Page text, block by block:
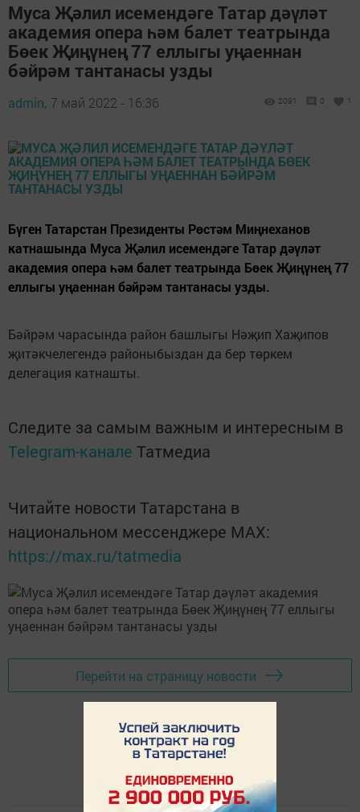
Муса Җәлил исемендәге Татар дәүләт
академия опера һәм балет театрында
Бөек Җиңүнең 77 еллыгы уңаеннан
бәйрәм тантанасы узды
admin, 7 май 2022 - 16:36 2091 0 1
Бүген Татарстан Президенты Рөстәм Миңнеханов
катнашында Муса Җәлил исемендәге Татар дәүләт
академия опера һәм балет театрында Бөек Җиңүнең 77
еллыгы уңаеннан бәйрәм тантанасы узды.
Бәйрәм чарасында район башлыгы Нәҗип Хаҗипов
җитәкчелегендә районыбыздан да бер төркем
делегация катнашты.
Следите за самым важным и интересным в
Telegram-канале Татмедиа
Читайте новости Татарстана в
национальном мессенджере MАХ:
https://max.ru/tatmedia
Перейти на страницу новости